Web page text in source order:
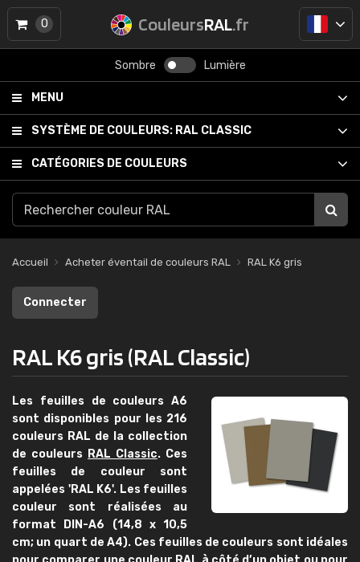
CouleursRAL.fr
Sombre Lumière
MENU
SYSTÈME DE COULEURS: RAL CLASSIC
CATÉGORIES DE COULEURS
0
Accueil Acheter éventail de couleurs RAL RAL K6 gris
Connecter
RAL K6 gris (RAL Classic)
Les feuilles de couleurs A6
sont disponibles pour les 216
couleurs RAL de la collection
de couleurs RAL Classic. Ces
feuilles de couleur sont
appelées 'RAL K6'. Les feuilles
couleur sont réalisées au
format DIN-A6 (14,8 x 10,5
cm; un quart de A4). Ces feuilles de couleurs sont idéales